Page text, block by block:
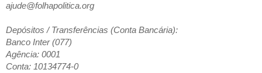
ajude@folhapolitica.org
Depósitos / Transferências (Conta Bancária):
Banco Inter (077)
Agência: 0001
Conta: 10134774-0